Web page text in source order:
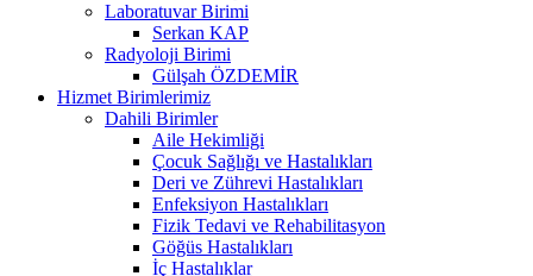
Laboratuvar Birimi
Serkan KAP
Radyoloji Birimi
Gülşah ÖZDEMİR
Hizmet Birimlerimiz
Dahili Birimler
Aile Hekimliği
Çocuk Sağlığı ve Hastalıkları
Deri ve Zührevi Hastalıkları
Enfeksiyon Hastalıkları
Fizik Tedavi ve Rehabilitasyon
Göğüs Hastalıkları
İç Hastalıklar